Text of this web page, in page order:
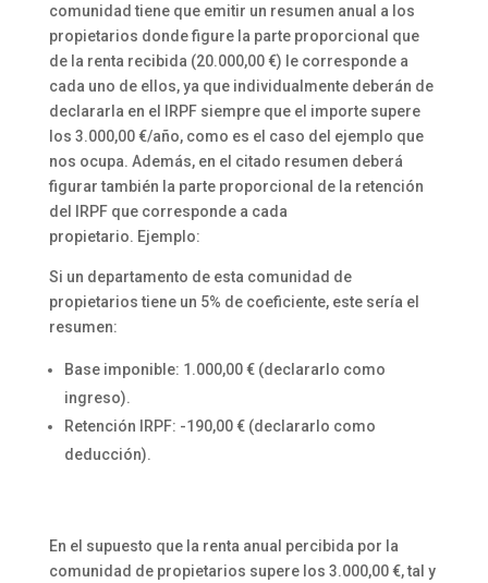
comunidad tiene que emitir un resumen anual a los
propietarios donde figure la parte proporcional que
de la renta recibida (20.000,00 €) le corresponde a
cada uno de ellos, ya que individualmente deberán de
declararla en el IRPF siempre que el importe supere
los 3.000,00 €/año, como es el caso del ejemplo que
nos ocupa. Además, en el citado resumen deberá
figurar también la parte proporcional de la retención
del IRPF que corresponde a cada
propietario. Ejemplo:
Si un departamento de esta comunidad de
propietarios tiene un 5% de coeficiente, este sería el
resumen:
Base imponible: 1.000,00 € (declararlo como
ingreso).
Retención IRPF: -190,00 € (declararlo como
deducción).
En el supuesto que la renta anual percibida por la
comunidad de propietarios supere los 3.000,00 €, tal y